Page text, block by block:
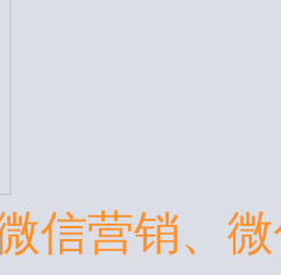
信营销、